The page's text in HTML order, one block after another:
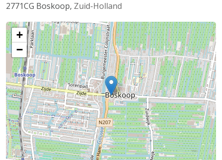
2771CG Boskoop, Zuid-Holland
+
−